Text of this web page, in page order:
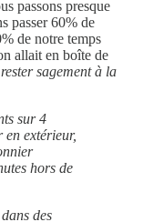
passons presque
passer 60% de
de notre temps
allait en boîte de
sagement à la
sur 4
en extérieur,
hors de
des